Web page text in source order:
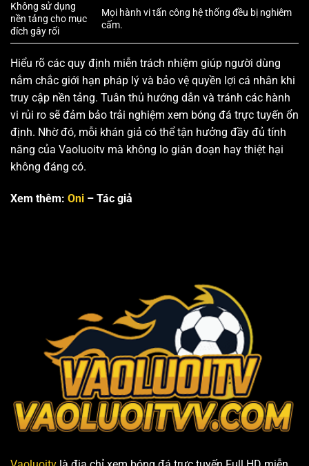
Không sử dụng
nền tảng cho mục
đích gây rối
Mọi hành vi tấn công hệ thống đều bị nghiêm
cấm.
Hiểu rõ các quy định miễn trách nhiệm giúp người dùng
nắm chắc giới hạn pháp lý và bảo vệ quyền lợi cá nhân khi
truy cập nền tảng. Tuân thủ hướng dẫn và tránh các hành
vi rủi ro sẽ đảm bảo trải nghiệm xem bóng đá trực tuyến ổn
định. Nhờ đó, mỗi khán giả có thể tận hưởng đầy đủ tính
năng của Vaoluoitv mà không lo gián đoạn hay thiệt hại
không đáng có.
Xem thêm: Oni – Tác giả